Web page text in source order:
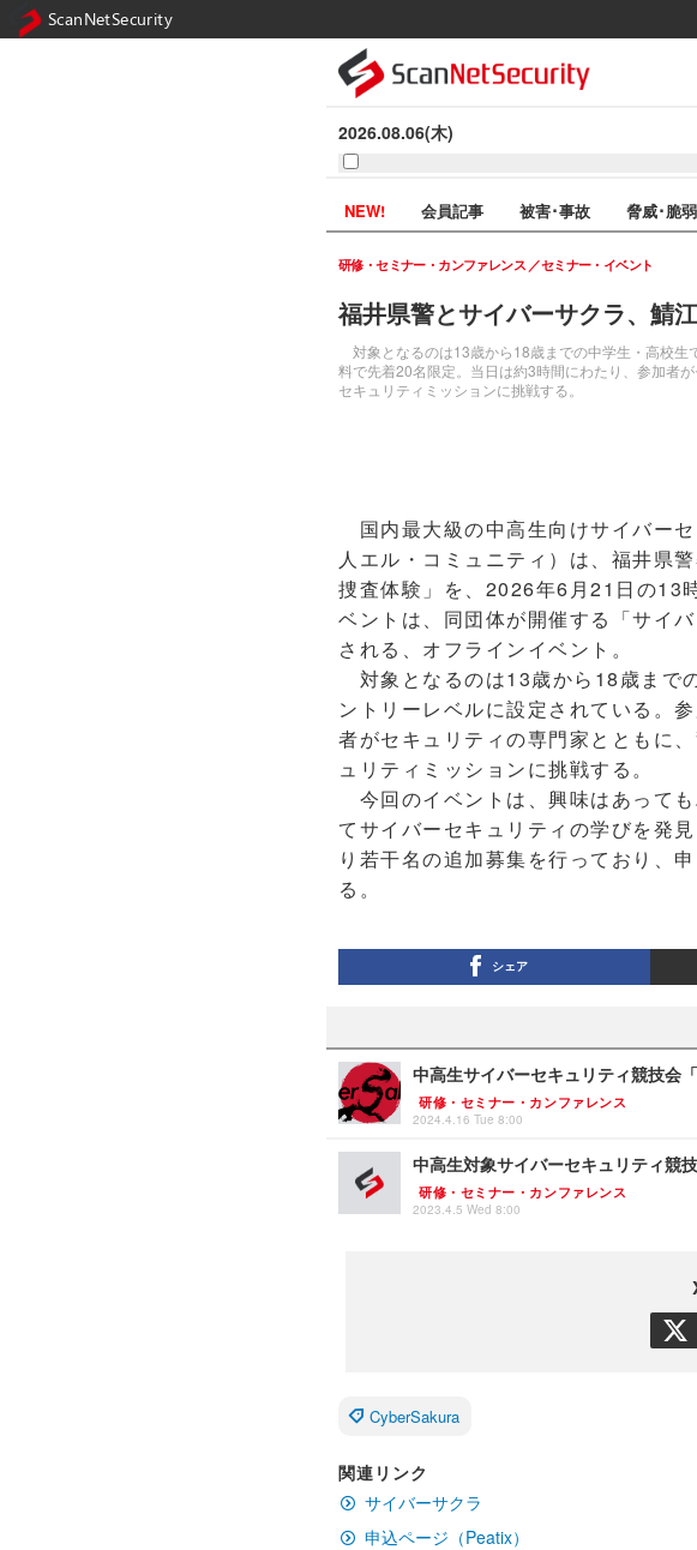
2026.08.06(木)
NEW! 会員記事 被害･事故 脅威･脆
福井県警とサイバーサクラ、鯖
対象となるのは13歳から18歳までの中学生・高校生
料で先着20名限定。当日は約3時間にわたり、参加者
セキュリティミッションに挑戦する。
研修・セミナー・カンファレンス セミナー・イベント
国内最大級の中高生向けサイバー
人エル・コミュニティ）は、福井県
捜査体験」を、2026年6月21日の13
ベントは、同団体が開催する「サイ
される、オフラインイベント。
対象となるのは13歳から18歳まで
ントリーレベルに設定されている。
者がセキュリティの専門家とともに
ュリティミッションに挑戦する。
今回のイベントは、興味はあって
てサイバーセキュリティの学びを発
り若干名の追加募集を行っており、
る。
シェア
中高生サイバーセキュリティ競技会
研修・セミナー・カンファレンス
2024.4.16 Tue 8:00
中高生対象サイバーセキュリティ競
研修・セミナー・カンファレンス
2023.4.5 Wed 8:00
CyberSakura
関連リンク
サイバーサクラ
申込ページ（Peatix）
ScanNetSecurity